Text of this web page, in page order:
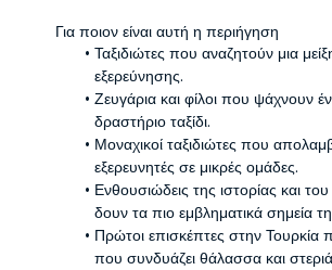
Για ποιον είναι αυτή η περιήγηση
Ταξιδιώτες που αναζητούν μια
εξερεύνησης.
Ζευγάρια και φίλοι που ψάχνουν
δραστήριο ταξίδι.
Μοναχικοί ταξιδιώτες που
εξερευνητές σε μικρές ομάδες.
Ενθουσιώδεις της ιστορίας και
δουν τα πιο εμβληματικά σημεία
Πρώτοι επισκέπτες στην Τουρκία
που συνδυάζει θάλασσα και